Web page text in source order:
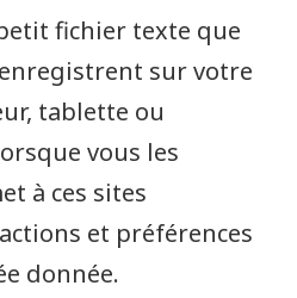
fichier texte que
sur votre
tablette ou
vous les
à ces sites
et préférences
donnée.